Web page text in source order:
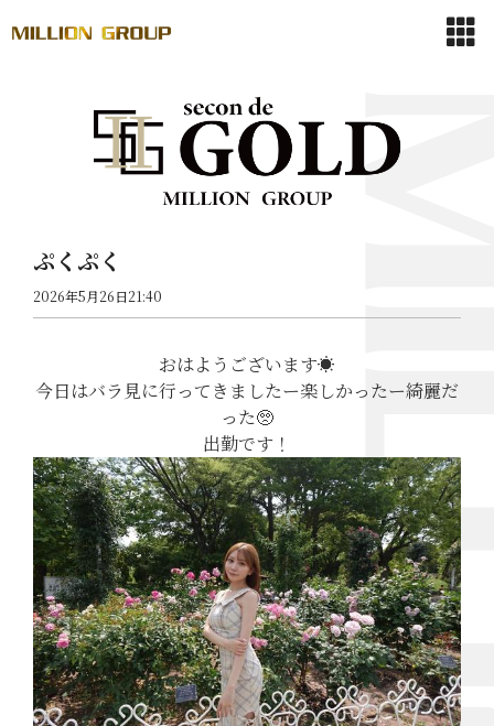
ぷくぷく
2026年5月26日21:40
おはようございます☀️
今日はバラ見に行ってきましたー楽しかったー綺麗だ
った🥺
出勤です！